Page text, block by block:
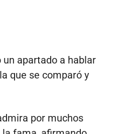
apartado a hablar
que se comparó y
por muchos